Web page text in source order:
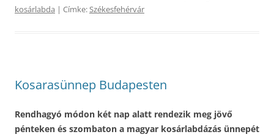
kosárlabda | Címke:Székesfehérvár
Kosarasünnep Budapesten
Rendhagyó módon két nap alatt rendezik meg jövő
pénteken és szombaton a magyar kosárlabdázás ünnepét